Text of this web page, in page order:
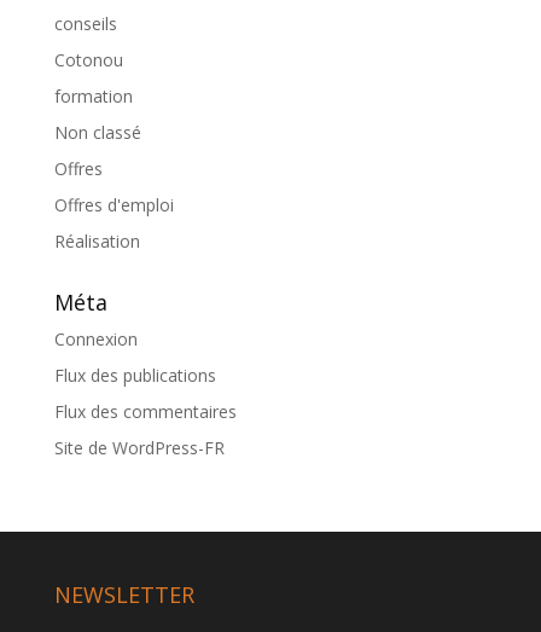
conseils
Cotonou
formation
Non classé
Offres
Offres d'emploi
Réalisation
Méta
Connexion
Flux des publications
Flux des commentaires
Site de WordPress-FR
NEWSLETTER